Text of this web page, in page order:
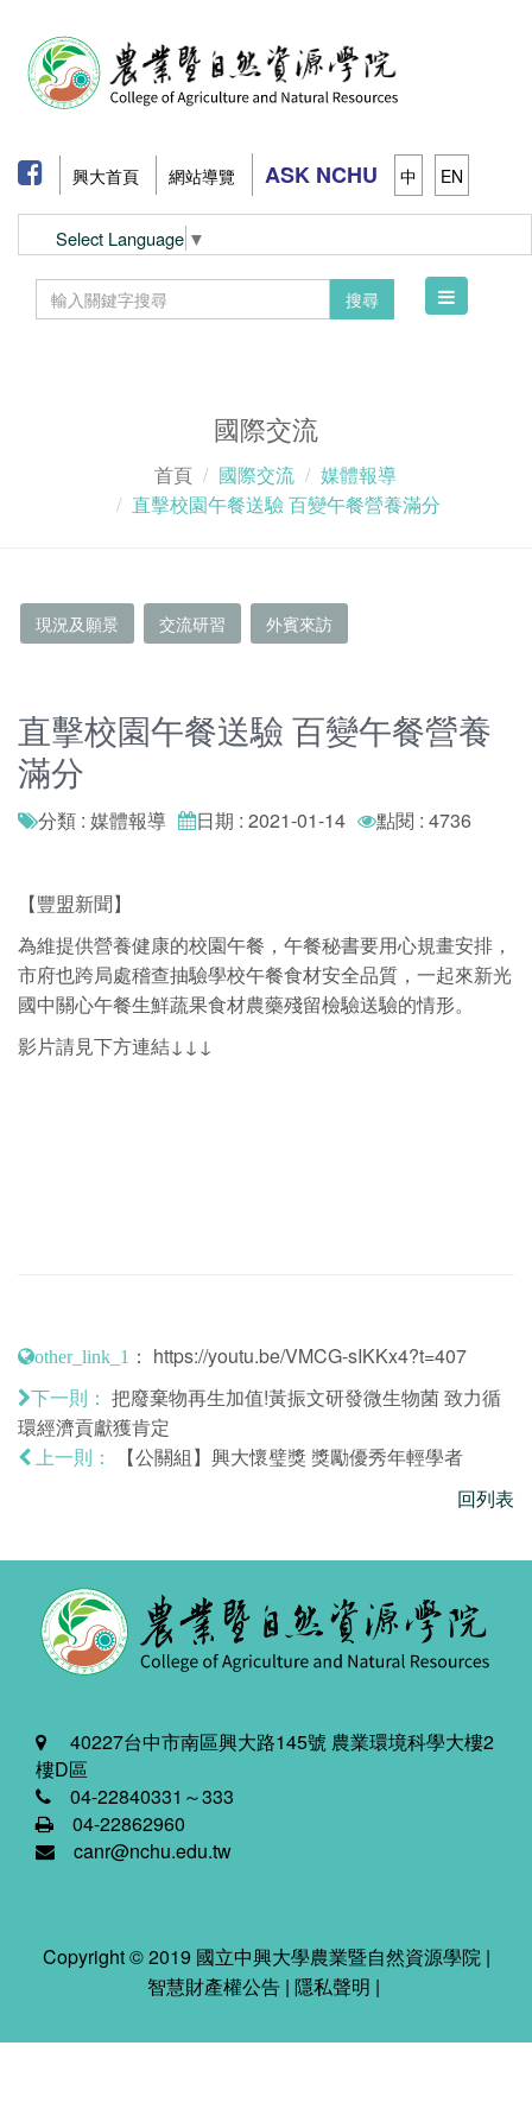
興大首頁 網站導覽 ASK NCHU 中 EN
Select Language ▼
搜尋
Toggle
國際交流
首頁 國際交流
媒體報導
直擊校園午餐送驗 百變午餐營養滿分
現況及願景 交流研習 外賓來訪
直擊校園午餐送驗 百變午餐營養
滿分
分類 : 媒體報導 日期 : 2021-01-14 點閱 : 4736
【豐盟新聞】
為維提供營養健康的校園午餐，午餐秘書要用心規畫安排，
市府也跨局處稽查抽驗學校午餐食材安全品質，一起來新光
國中關心午餐生鮮蔬果食材農藥殘留檢驗送驗的情形。
影片請見下方連結↓↓↓
other_link_1 ： https://youtu.be/VMCG-sIKKx4?t=407
下一則：
把廢棄物再生加值!黃振文研發微生物菌 致力循
環經濟貢獻獲肯定
上一則：
【公關組】興大懷璧獎 獎勵優秀年輕學者
回列表
40227台中市南區興大路145號 農業環境科學大樓2
樓D區
04-22840331～333
04-22862960
canr@nchu.edu.tw
Copyright © 2019 國立中興大學農業暨自然資源學院 |
智慧財產權公告 | 隱私聲明 |